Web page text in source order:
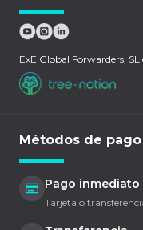
ExE Global Forwarders,
Métodos de pago
Pago inmediato
Tarjeta o